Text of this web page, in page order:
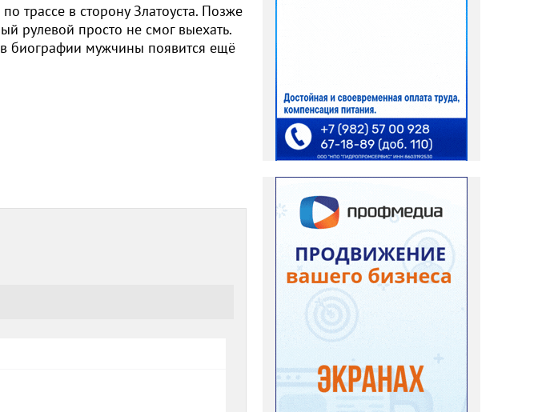
трассе в сторону Златоуста. Позже
рулевой просто не смог выехать.
биографии мужчины появится ещё